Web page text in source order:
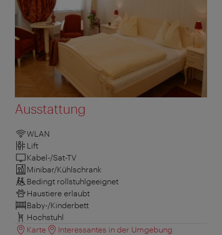
Ausstattung
WLAN
Lift
Kabel-/Sat-TV
Minibar/Kühlschrank
Bedingt rollstuhlgeeignet
Haustiere erlaubt
Baby-/Kinderbett
Hochstuhl
Karte
Interessantes in der Umgebung